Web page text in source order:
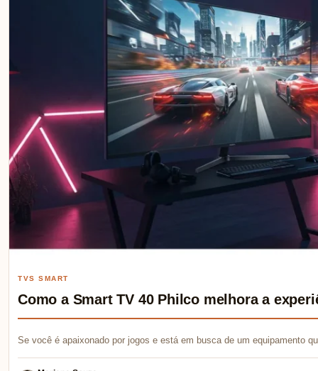
TVS SMART
Como a Smart TV 40 Philco melhora a
Se você é apaixonado por jogos e está em busca de um equipamento